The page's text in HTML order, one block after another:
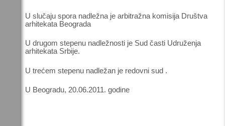
U slučaju spora nadležna je arbitražna komisija Društva
arhitekata Beograda
U drugom stepenu nadležnosti je Sud časti Udruženja
arhitekata Srbije.
U trećem stepenu nadležan je redovni sud .
U Beogradu, 20.06.2011. godine